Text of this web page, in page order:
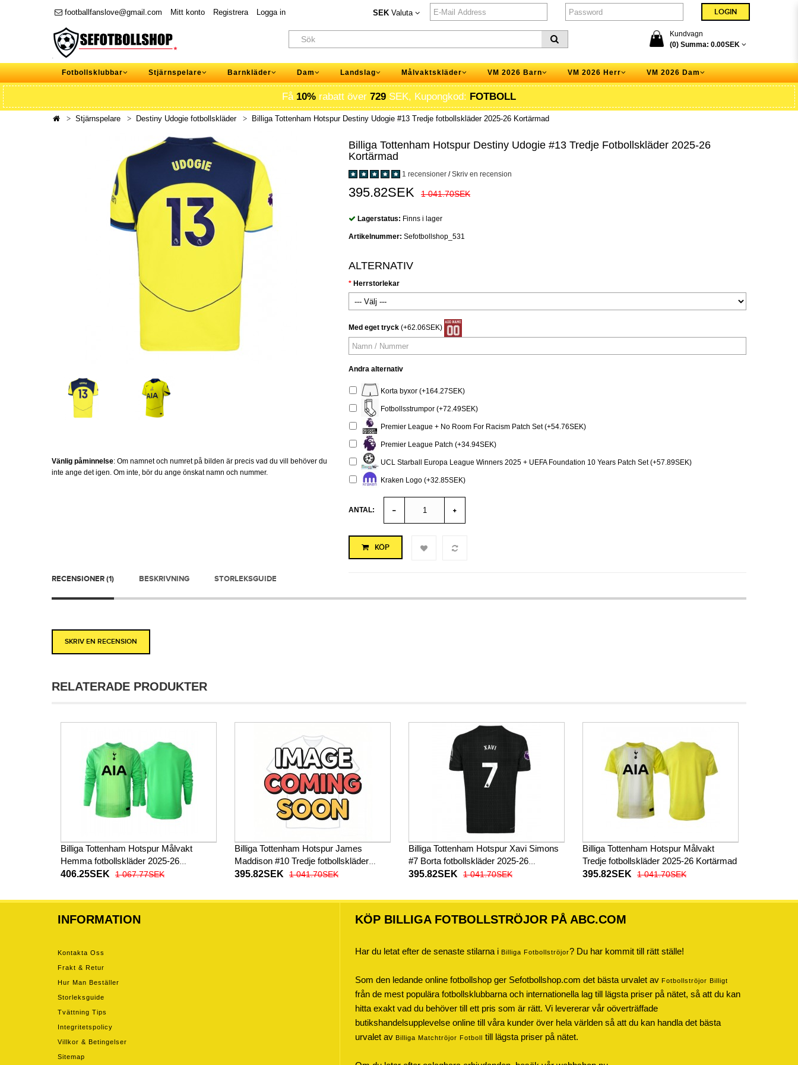
footballfanslove@gmail.com Mitt konto Registrera Logga in SEK Valuta
Kundvagn
(0) Summa: 0.00SEK
Fotbollsklubbar Stjärnspelare Barnkläder Dam Landslag Målvaktskläder VM 2026 Barn VM 2026 Herr VM 2026 Dam
Få 10% rabatt över 729 SEK, Kupongkod: FOTBOLL
Stjärnspelare Destiny Udogie fotbollskläder Billiga Tottenham Hotspur Destiny Udogie #13 Tredje fotbollskläder 2025-26 Kortärmad
Vänlig påminnelse: Om namnet och numret på bilden är precis vad du vill behöver du
inte ange det igen. Om inte, bör du ange önskat namn och nummer.
Billiga Tottenham Hotspur Destiny Udogie #13 Tredje Fotbollskläder 2025-26
Kortärmad
1 recensioner /Skriv en recension
395.82SEK 1 041.70SEK
Lagerstatus: Finns i lager
Artikelnummer: Sefotbollshop_531
ALTERNATIV
Herrstorlekar
Med eget tryck (+62.06SEK)
Andra alternativ
Korta byxor (+164.27SEK)
Fotbollsstrumpor (+72.49SEK)
Premier League + No Room For Racism Patch Set (+54.76SEK)
Premier League Patch (+34.94SEK)
UCL Starball Europa League Winners 2025 + UEFA Foundation 10 Years Patch Set (+57.89SEK)
Kraken Logo (+32.85SEK)
ANTAL:
KÖP
RECENSIONER (1) BESKRIVNING STORLEKSGUIDE
SKRIV EN RECENSION
RELATERADE PRODUKTER
Billiga Tottenham Hotspur Målvakt
Hemma fotbollskläder 2025-26
Långärmad
406.25SEK 1 067.77SEK
Billiga Tottenham Hotspur James
Maddison #10 Tredje fotbollskläder
2026-27 Kortärmad
395.82SEK 1 041.70SEK
Billiga Tottenham Hotspur Xavi Simons
#7 Borta fotbollskläder 2025-26
Kortärmad
395.82SEK 1 041.70SEK
Billiga Tottenham Hotspur Målvakt
Tredje fotbollskläder 2025-26 Kortärmad
395.82SEK
1 041.70SEK
INFORMATION
Kontakta Oss
Frakt & Retur
Hur Man Beställer
Storleksguide
Tvättning Tips
Integritetspolicy
Villkor & Betingelser
Sitemap
KÖP BILLIGA FOTBOLLSTRÖJOR PÅ ABC.COM
Har du letat efter de senaste stilarna i Billiga Fotbollströjor? Du har kommit till rätt ställe!
Som den ledande online fotbollshop ger Sefotbollshop.com det bästa urvalet av Fotbollströjor Billigt
från de mest populära fotbollsklubbarna och internationella lag till lägsta priser på nätet, så att du kan
hitta exakt vad du behöver till ett pris som är rätt. Vi levererar vår oöverträffade
butikshandelsupplevelse online till våra kunder över hela världen så att du kan handla det bästa
urvalet av Billiga Matchtröjor Fotboll till lägsta priser på nätet.